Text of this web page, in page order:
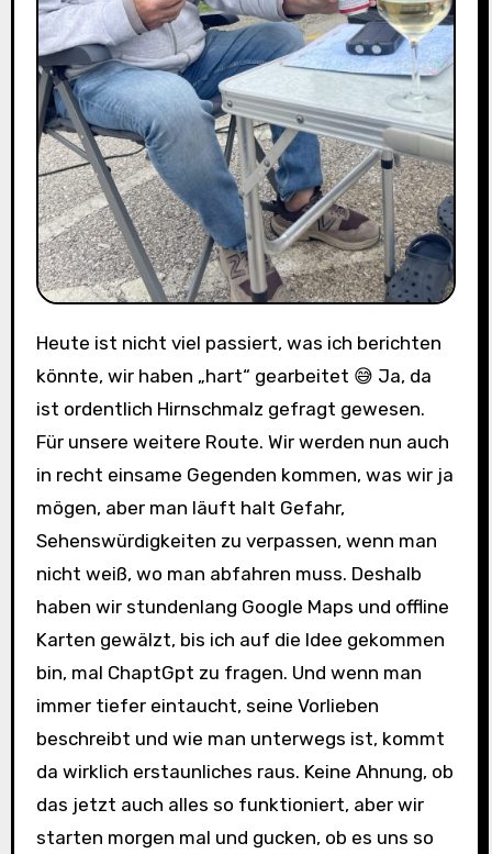
Heute ist nicht viel passiert, was ich berichten
könnte, wir haben „hart“ gearbeitet 😅 Ja, da
ist ordentlich Hirnschmalz gefragt gewesen.
Für unsere weitere Route. Wir werden nun auch
in recht einsame Gegenden kommen, was wir ja
mögen, aber man läuft halt Gefahr,
Sehenswürdigkeiten zu verpassen, wenn man
nicht weiß, wo man abfahren muss. Deshalb
haben wir stundenlang Google Maps und offline
Karten gewälzt, bis ich auf die Idee gekommen
bin, mal ChaptGpt zu fragen. Und wenn man
immer tiefer eintaucht, seine Vorlieben
beschreibt und wie man unterwegs ist, kommt
da wirklich erstaunliches raus. Keine Ahnung, ob
das jetzt auch alles so funktioniert, aber wir
starten morgen mal und gucken, ob es uns so